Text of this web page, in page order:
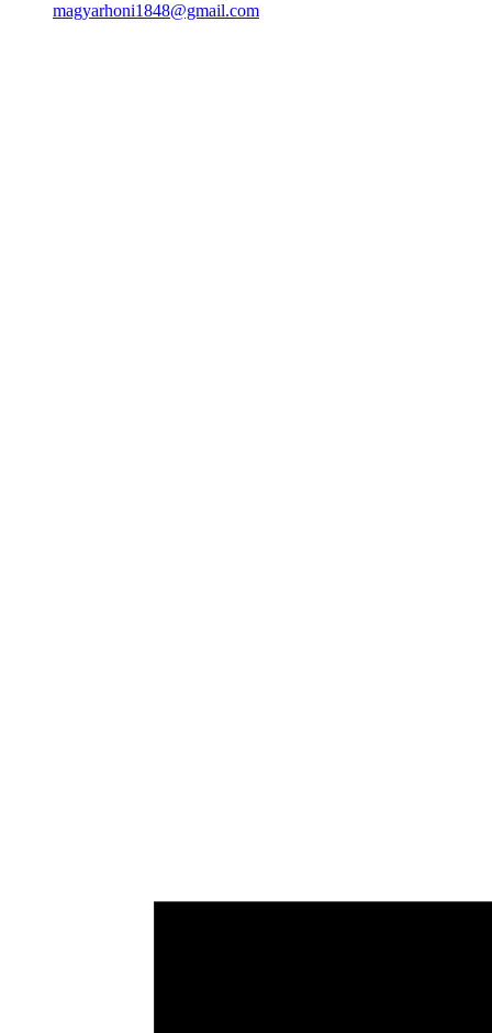
magyarhoni1848@gmail.com